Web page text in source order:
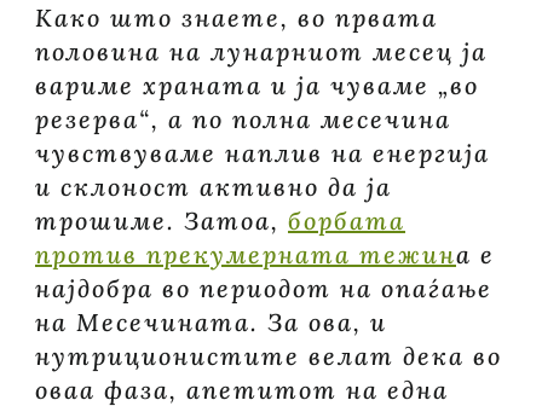
Како што знаете, во првата
половина на лунарниот месец ја
вариме храната и ја чуваме „во
резерва“, а по полна месечина
чувствуваме наплив на енергија
и склоност активно да ја
трошиме. Затоа, борбата
против прекумерната тежина е
најдобра во периодот на опаѓање
на Месечината. За ова, и
нутриционистите велат дека во
оваа фаза, апетитот на една